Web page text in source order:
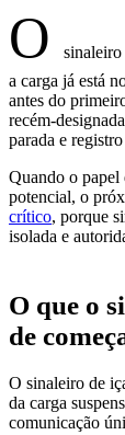
O
sinaleiro
a carga já está
antes do
recém-
parada e
Quando o papel
potencial, o
crítico, porque
isolada e
O que o
de
O sinaleiro de
da carga
comunicação